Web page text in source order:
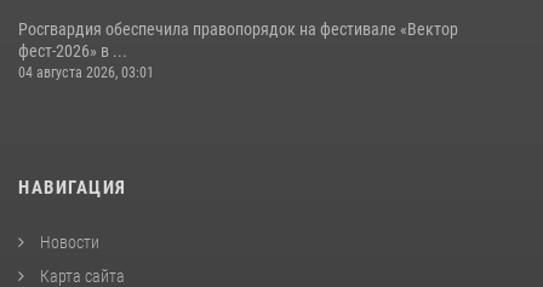
Росгвардия обеспечила правопорядок на фестивале «Вектор
фест-2026» в ...
04 августа 2026, 03:01
НАВИГАЦИЯ
Новости
Карта сайта